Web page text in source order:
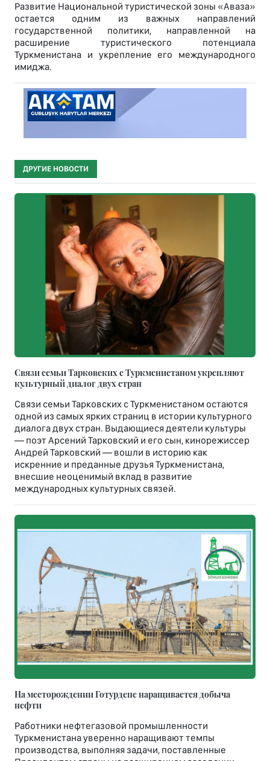
Развитие Национальной туристической зоны «Аваза»
остается одним из важных направлений
государственной политики, направленной на
расширение туристического потенциала
Туркменистана и укрепление его международного
имиджа.
ДРУГИЕ НОВОСТИ
Связи семьи Тарковских с Туркменистаном укрепляют
культурный диалог двух стран
Связи семьи Тарковских с Туркменистаном остаются
одной из самых ярких страниц в истории культурного
диалога двух стран. Выдающиеся деятели культуры
— поэт Арсений Тарковский и его сын, кинорежиссер
Андрей Тарковский — вошли в историю как
искренние и преданные друзья Туркменистана,
внесшие неоценимый вклад в развитие
международных культурных связей.
На месторождении Готурдепе наращивается добыча
нефти
Работники нефтегазовой промышленности
Туркменистана уверенно наращивают темпы
производства, выполняя задачи, поставленные